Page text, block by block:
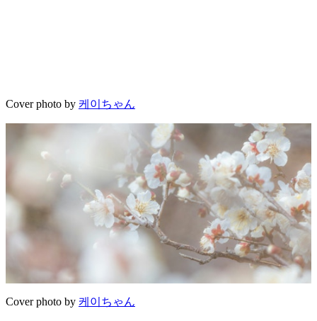
Cover photo by 케이ちゃん
Cover photo by 케이ちゃん